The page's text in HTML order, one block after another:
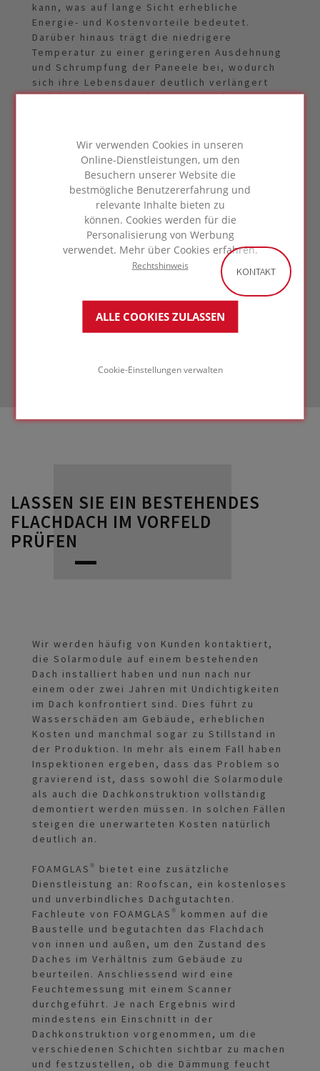
Wir verwenden Cookies in unseren
Online-Dienstleistungen, um den
Besuchern unserer Website die
bestmögliche Benutzererfahrung und
relevante Inhalte bieten zu
können. Cookies werden für die
Personalisierung von Werbung
verwendet. Mehr über Cookies erfahren.
Rechtshinweis
ALLE COOKIES ZULASSEN
Cookie-Einstellungen verwalten
kann, was auf lange Sicht erhebliche
Energie- und Kostenvorteile bedeutet.
Darüber hinaus trägt die niedrigere
Temperatur zu einer geringeren Ausdehnung
und Schrumpfung der Paneele bei, wodurch
sich ihre Lebensdauer deutlich verlängert
und die Alterung verlangsamt wird.
die Feuerbeständigkeit des Daches. Die
Vegetation trägt dazu bei, die Ausbreitung
von Bränden zu verringern, und bietet eine
zusätzliche Sicherheits- und Schutzschicht
für Ihr Gebäude.
Nicht zu vergessen sind die allgemeinen
Vorteile einer Dachbegrünung, die über die
symbiotische Beziehung zu den Solarzellen
hinausgehen. Weitere Informationen zu
diesen Vorteilen finden Sie in unserem
LASSEN SIE EIN BESTEHENDES
FLACHDACH IM VORFELD
PRÜFEN
Wir werden häufig von Kunden kontaktiert,
die Solarmodule auf einem bestehenden
Dach installiert haben und nun nach nur
einem oder zwei Jahren mit Undichtigkeiten
im Dach konfrontiert sind. Dies führt zu
Wasserschäden am Gebäude, erheblichen
Kosten und manchmal sogar zu Stillstand in
der Produktion. In mehr als einem Fall haben
Inspektionen ergeben, dass das Problem so
gravierend ist, dass sowohl die Solarmodule
als auch die Dachkonstruktion vollständig
demontiert werden müssen. In solchen Fällen
steigen die unerwarteten Kosten natürlich
deutlich an.
FOAMGLAS® bietet eine zusätzliche
Dienstleistung an: Roofscan, ein kostenloses
und unverbindliches Dachgutachten.
Fachleute von FOAMGLAS® kommen auf die
Baustelle und begutachten das Flachdach
von innen und außen, um den Zustand des
Daches im Verhältnis zum Gebäude zu
beurteilen. Anschliessend wird eine
Feuchtemessung mit einem Scanner
durchgeführt. Je nach Ergebnis wird
mindestens ein Einschnitt in der
Dachkonstruktion vorgenommen, um die
verschiedenen Schichten sichtbar zu machen
und festzustellen, ob die Dämmung feucht
KONTAKT